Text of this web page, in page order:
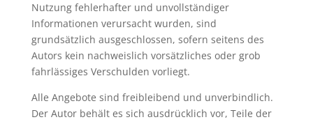
Nutzung fehlerhafter und unvollständiger
Informationen verursacht wurden, sind
grundsätzlich ausgeschlossen, sofern seitens des
Autors kein nachweislich vorsätzliches oder grob
fahrlässiges Verschulden vorliegt.
Alle Angebote sind freibleibend und unverbindlich.
Der Autor behält es sich ausdrücklich vor, Teile der